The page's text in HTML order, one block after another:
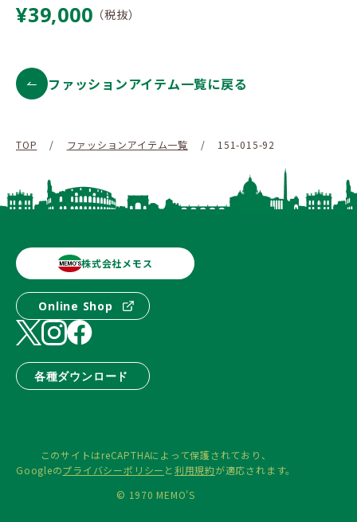
¥39,000 （税抜）
ファッションアイテム一覧に戻る
TOP / ファッションアイテム一覧 / 151-015-92
株式会社メモス
Online Shop
各種ダウンロード
このサイトはreCAPTHAによって保護されており、
Googleのプライバシーポリシー と利用規約が適応されます。
© 1970 MEMO'S